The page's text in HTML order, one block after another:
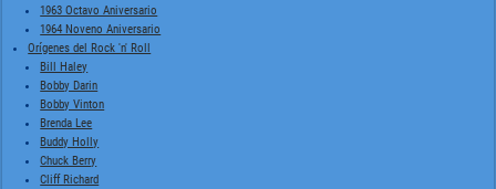
1963 Octavo Aniversario
1964 Noveno Aniversario
Orígenes del Rock 'n' Roll
Bill Haley
Bobby Darin
Bobby Vinton
Brenda Lee
Buddy Holly
Chuck Berry
Cliff Richard